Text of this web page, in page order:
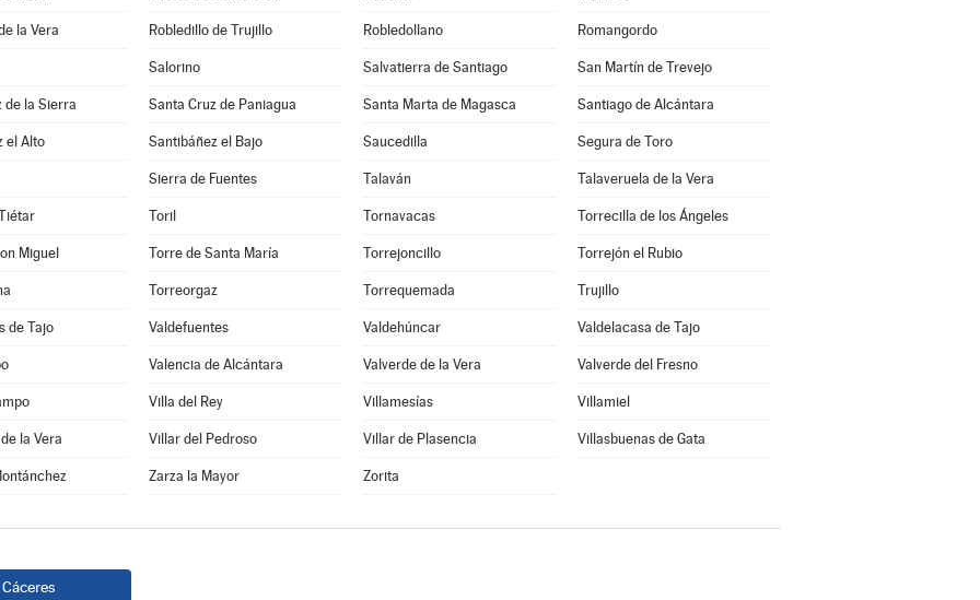
la Vera Robledillo de Trujillo Robledollano Romangordo
Salorino Salvatierra de Santiago San Martín de Trevejo
de la Sierra Santa Cruz de Paniagua Santa Marta de Magasca Santiago de Alcántara
el Alto Santibáñez el Bajo Saucedilla Segura de Toro
Sierra de Fuentes Talaván Talaveruela de la Vera
Toril Tornavacas Torrecilla de los Ángeles
Miguel Torre de Santa María Torrejoncillo Torrejón el Rubio
Torreorgaz Torrequemada Trujillo
de Tajo Valdefuentes Valdehúncar Valdelacasa de Tajo
Valencia de Alcántara Valverde de la Vera Valverde del Fresno
Villa del Rey Villamesías Villamiel
la Vera Villar del Pedroso Villar de Plasencia Villasbuenas de Gata
Zarza la Mayor Zorita
Cáceres